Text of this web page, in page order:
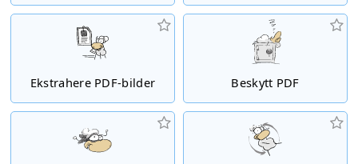
Ekstrahere PDF-bilder Beskytt PDF